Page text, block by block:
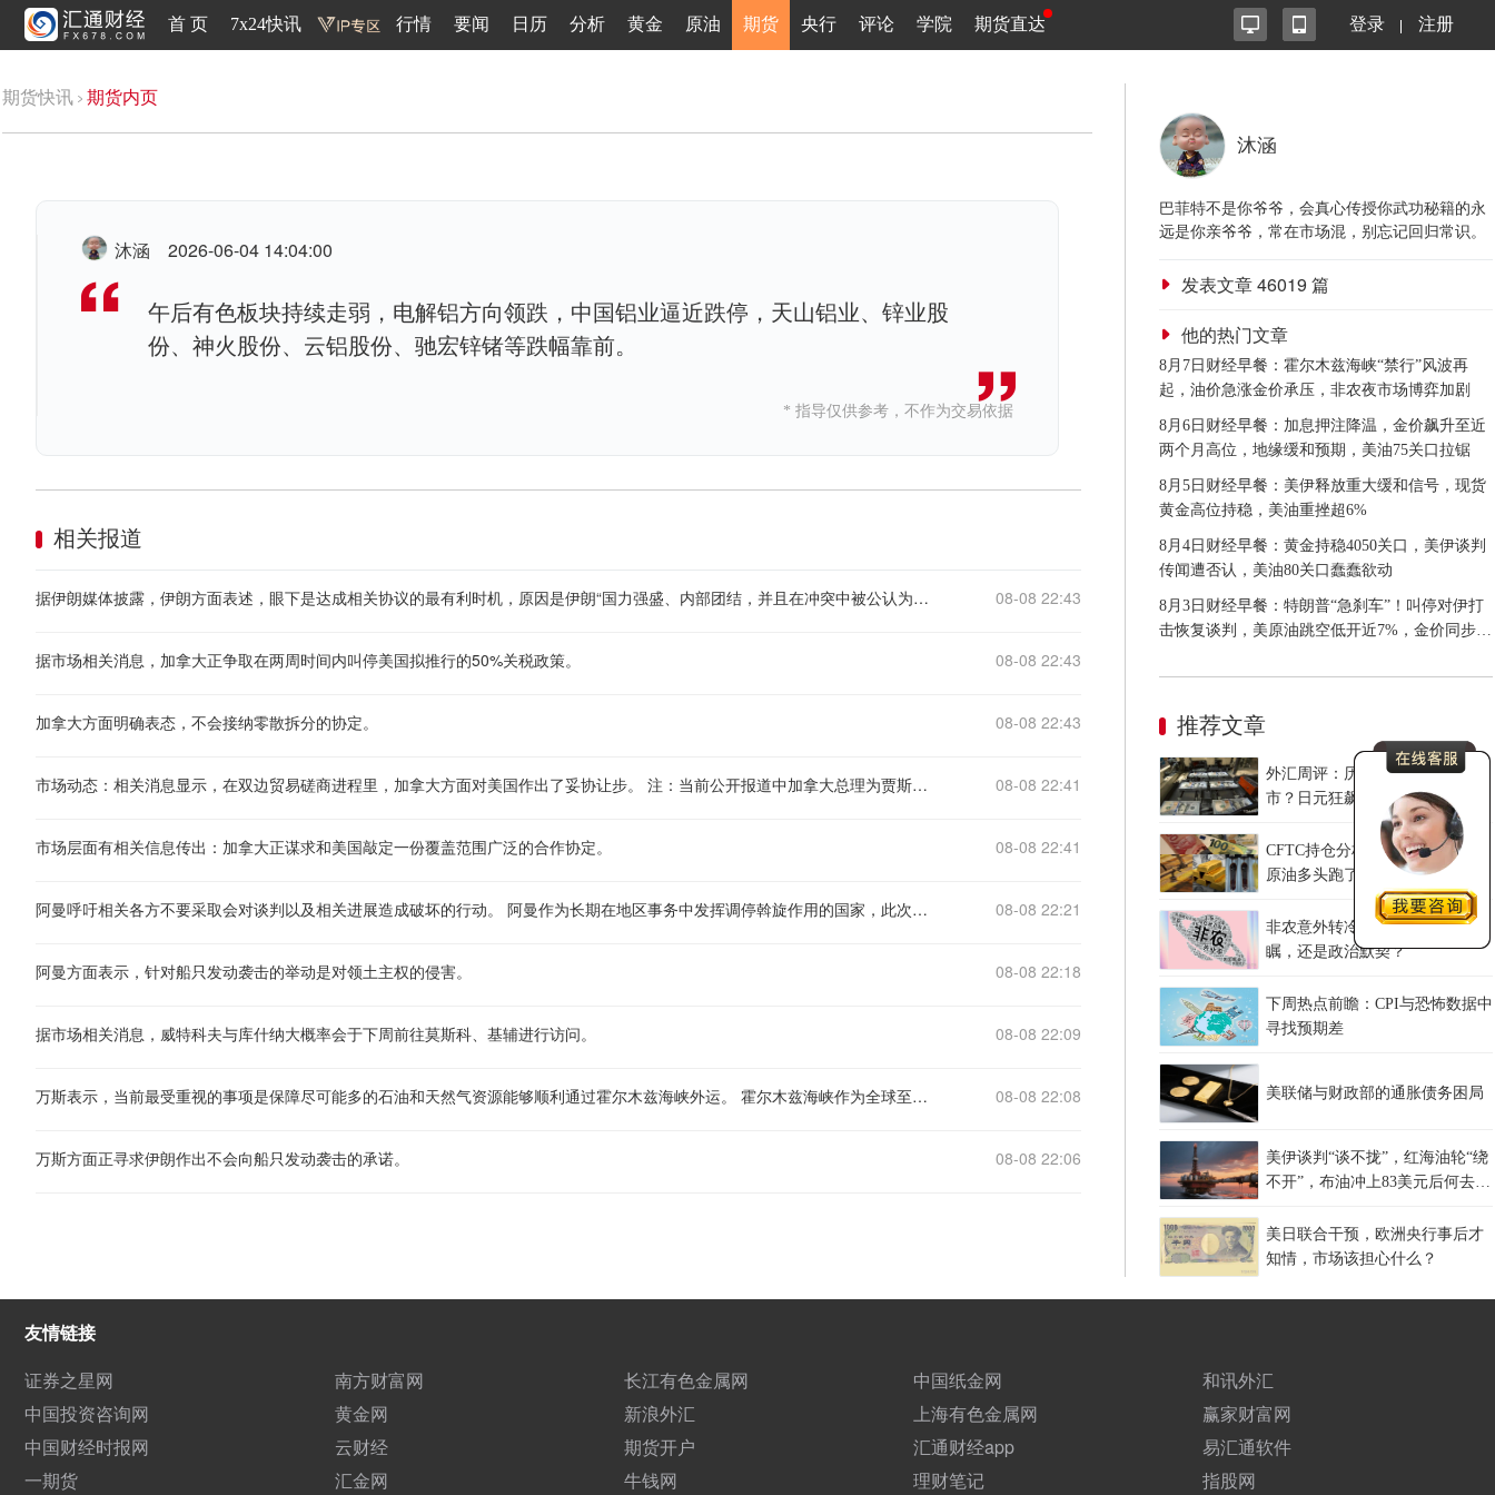
首 页 7x24快讯 行情 要闻 日历 分析 黄金 原油 期货 央行 评论 学院 期货直达 登录 注册
期货快讯 期货内页
沐涵 2026-06-04 14:04:00
午后有色板块持续走弱，电解铝方向领跌，中国铝业逼近跌停，天山铝业、锌业股
份、神火股份、云铝股份、驰宏锌锗等跌幅靠前。
* 指导仅供参考，不作为交易依据
相关报道
据伊朗媒体披露，伊朗方面表述，眼下是达成相关协议的最有利时机，原因是伊朗“国力强盛、内部团结，并且在冲突中被公认为获胜方”。 08-08 22:43
据市场相关消息，加拿大正争取在两周时间内叫停美国拟推行的50%关税政策。 08-08 22:43
加拿大方面明确表态，不会接纳零散拆分的协定。 08-08 22:43
市场动态：相关消息显示，在双边贸易磋商进程里，加拿大方面对美国作出了妥协让步。 注：当前公开报道中加拿大总理为贾斯廷·特鲁多，若后续相关表述涉及具体人物头衔及名称，会严格按照要求原样保留，上述内容仅针对本次提供的贸易相关信息进行合规调整。 08-08 22:41
市场层面有相关信息传出：加拿大正谋求和美国敲定一份覆盖范围广泛的合作协定。 08-08 22:41
阿曼呼吁相关各方不要采取会对谈判以及相关进展造成破坏的行动。 阿曼作为长期在地区事务中发挥调停斡旋作用的国家，此次表态也是希望相关当事方能够保持克制，以务实对话的态度推进协商进程，共同为谈判创造有利的外部环境，保障相关磋商能够朝着预期方向稳步推进。 08-08 22:21
阿曼方面表示，针对船只发动袭击的举动是对领土主权的侵害。 08-08 22:18
据市场相关消息，威特科夫与库什纳大概率会于下周前往莫斯科、基辅进行访问。 08-08 22:09
万斯表示，当前最受重视的事项是保障尽可能多的石油和天然气资源能够顺利通过霍尔木兹海峡外运。 霍尔木兹海峡作为全球至关重要的油气运输咽喉通道，其通航的顺畅程度直接关系到国际能源市场的供应稳定与价格走势，保障该海峡的油气运输通畅对全球能源安全有着不可忽视的重要意义。 08-08 22:08
万斯方面正寻求伊朗作出不会向船只发动袭击的承诺。 08-08 22:06
沐涵
巴菲特不是你爷爷，会真心传授你武功秘籍的永
远是你亲爷爷，常在市场混，别忘记回归常识。
发表文章46019 篇
他的热门文章
8月7日财经早餐：霍尔木兹海峡“禁行”风波再
起，油价急涨金价承压，非农夜市场博弈加剧
8月6日财经早餐：加息押注降温，金价飙升至近
两个月高位，地缘缓和预期，美油75关口拉锯
8月5日财经早餐：美伊释放重大缓和信号，现货
黄金高位持稳，美油重挫超6%
8月4日财经早餐：黄金持稳4050关口，美伊谈判
传闻遭否认，美油80关口蠢蠢欲动
8月3日财经早餐：特朗普“急刹车”！叫停对伊打
击恢复谈判，美原油跳空低开近7%，金价同步承
推荐文章
外汇周评：历史性联手撼动汇
市？日元狂飙后回调，非农意外
爆冷，美元刷新七周低点
CFTC持仓分析：黄金多头疯了，
原油多头跑了，日元空头投降
非农意外转冷，美联储是高瞻远
瞩，还是政治默契？
下周热点前瞻：CPI与恐怖数据中
寻找预期差
美联储与财政部的通胀债务困局
美伊谈判“谈不拢”，红海油轮“绕
不开”，布油冲上83美元后何去何
美日联合干预，欧洲央行事后才
知情，市场该担心什么？
友情链接
证券之星网
南方财富网 长江有色金属网 中国纸金网
和讯外汇
中国投资咨询网
黄金网 新浪外汇 上海有色金属网
赢家财富网
中国财经时报网
云财经 期货开户 汇通财经app
易汇通软件
一期货
汇金网 牛钱网 理财笔记 指股网